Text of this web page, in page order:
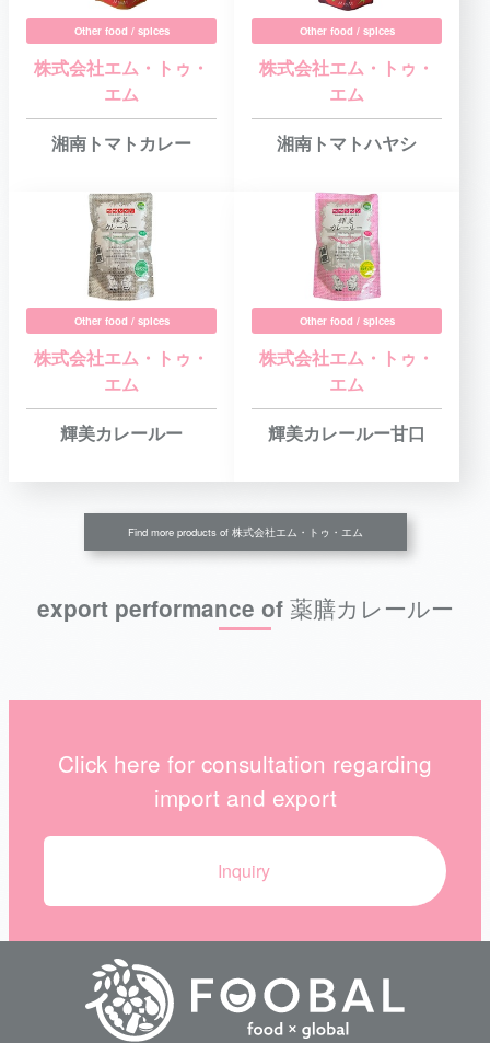
Other food / spices
株式会社エム・トゥ・
エム
湘南トマトカレー
Other food / spices
株式会社エム・トゥ・
エム
湘南トマトハヤシ
Other food / spices
株式会社エム・トゥ・
エム
輝美カレールー
Other food / spices
株式会社エム・トゥ・
エム
輝美カレールー甘口
Find more products of 株式会社エム・トゥ・エム
export performance of 薬膳カレールー
Click here for consultation regarding
import and export
Inquiry